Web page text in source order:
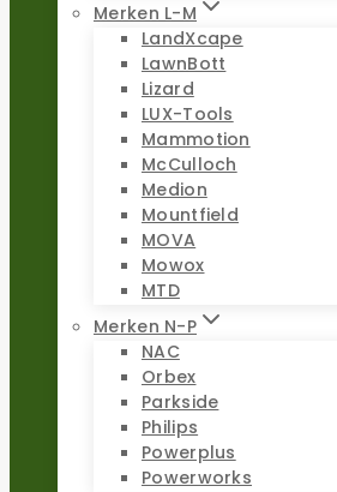
Merken L-M
LandXcape
LawnBott
Lizard
LUX-Tools
Mammotion
McCulloch
Medion
Mountfield
MOVA
Mowox
MTD
Merken N-P
NAC
Orbex
Parkside
Philips
Powerplus
Powerworks